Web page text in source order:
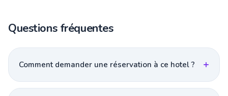
Questions fréquentes
Comment demander une réservation à ce hotel ?